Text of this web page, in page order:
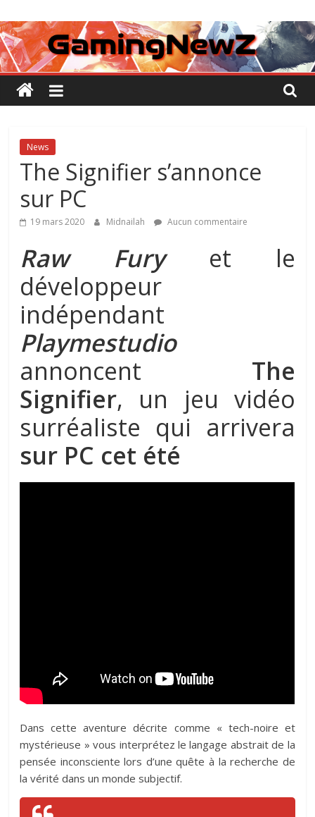
au
contenu
GamingNewZ
Tests
et
Actu
des
vidéo
News
The Signifier s’annonce
sur PC
19 mars 2020 Midnailah Aucun commentaire
Raw Furyet le
développeur
indépendant
Playmestudio
annoncent The
Signifier, un jeu vidéo
surréaliste qui arrivera
sur PC cet été
Dans cette aventure décrite comme « tech-noire et
mystérieuse » vous interprétez le langage abstrait de la
pensée inconsciente lors d’une quête à la recherche de
la vérité dans un monde subjectif.